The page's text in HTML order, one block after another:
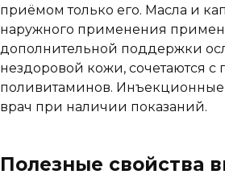
приёмом только его. Масла и
наружного применения
дополнительной поддержки
нездоровой кожи, сочетаются с
поливитаминов.
врач при наличии показаний.
Полезные свойства